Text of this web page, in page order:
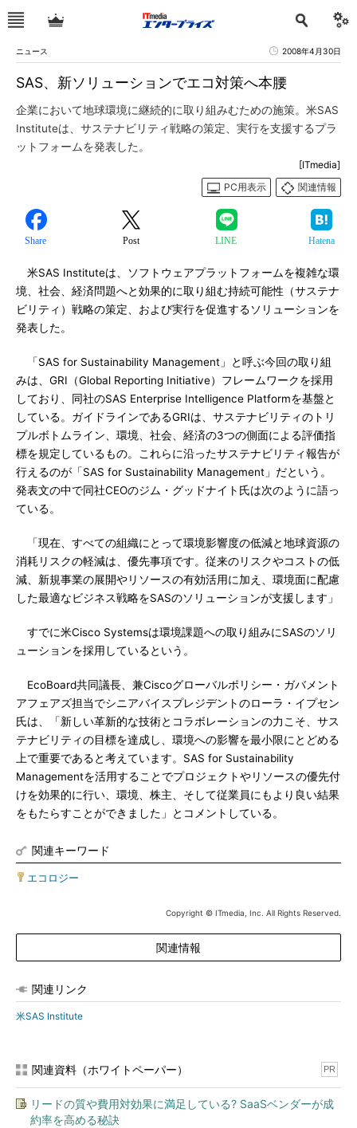
ニュース 2008年4月30日
SAS、新ソリューションでエコ対策へ本腰
企業において地球環境に継続的に取り組みむための施策。米SAS
Instituteは、サステナビリティ戦略の策定、実行を支援するプラ
ットフォームを発表した。
[ITmedia]
PC用表示
関連情報
Share Post LINE Hatena
米SAS Instituteは、ソフトウェアプラットフォームを複雑な環
境、社会、経済問題へと効果的に取り組む持続可能性（サステナ
ビリティ）戦略の策定、および実行を促進するソリューションを
発表した。
「SAS for Sustainability Management」と呼ぶ今回の取り組
みは、GRI（Global Reporting Initiative）フレームワークを採用
しており、同社のSAS Enterprise Intelligence Platformを基盤と
している。ガイドラインであるGRIは、サステナビリティのトリ
プルボトムライン、環境、社会、経済の3つの側面による評価指
標を規定しているもの。これらに沿ったサステナビリティ報告が
行えるのが「SAS for Sustainability Management」だという。
発表文の中で同社CEOのジム・グッドナイト氏は次のように語っ
ている。
「現在、すべての組織にとって環境影響度の低減と地球資源の
消耗リスクの軽減は、優先事項です。従来のリスクやコストの低
減、新規事業の展開やリソースの有効活用に加え、環境面に配慮
した最適なビジネス戦略をSASのソリューションが支援します」
すでに米Cisco Systemsは環境課題への取り組みにSASのソリ
ューションを採用しているという。
EcoBoard共同議長、兼Ciscoグローバルポリシー・ガバメント
アフェアズ担当でシニアバイスプレジデントのローラ・イプセン
氏は、「新しい革新的な技術とコラボレーションの力こそ、サス
テナビリティの目標を達成し、環境への影響を最小限にとどめる
上で重要であると考えています。SAS for Sustainability
Managementを活用することでプロジェクトやリソースの優先付
けを効果的に行い、環境、株主、そして従業員にもより良い結果
をもたらすことができました」とコメントしている。
関連キーワード
エコロジー
Copyright © ITmedia, Inc. All Rights Reserved.
関連情報
関連リンク
米SAS Institute
関連資料（ホワイトペーパー） PR
リードの質や費用対効果に満足している? SaaSベンダーが成
約率を高める秘訣